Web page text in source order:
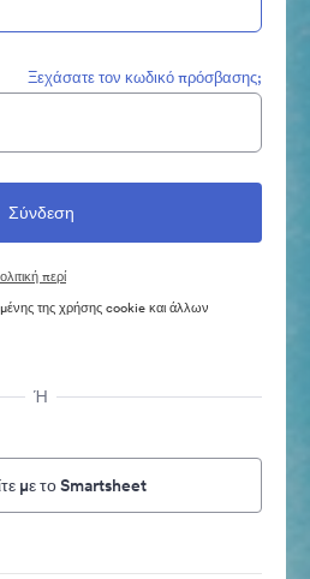
Ξεχάσατε τον κωδικό πρόσβασης;
περί
της χρήσης cookie και άλλων
Ή
με το Smartsheet